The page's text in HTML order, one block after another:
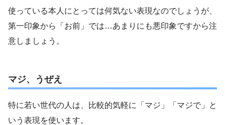
使っている本人にとっては何気ない表現なのでしょうが、
第一印象から「お前」では…あまりにも悪印象ですから注
意しましょう。
マジ、うぜえ
特に若い世代の人は、比較的気軽に「マジ」「マジで」と
いう表現を使います。